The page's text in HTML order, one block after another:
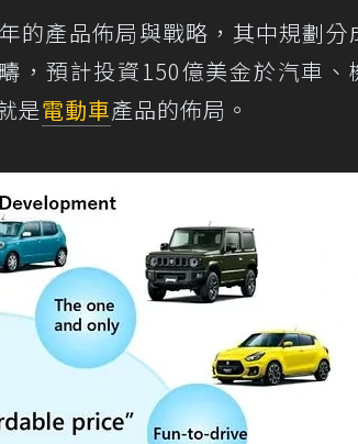
的產品佈局與戰略，其中規劃分
，預計投資150億美金於汽車、
是電動車產品的佈局。